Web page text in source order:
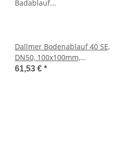
Dallmer Bodenablauf 40 SE,
DN50, 100x100mm,
Badablauf senkrecht,
61,53 € *